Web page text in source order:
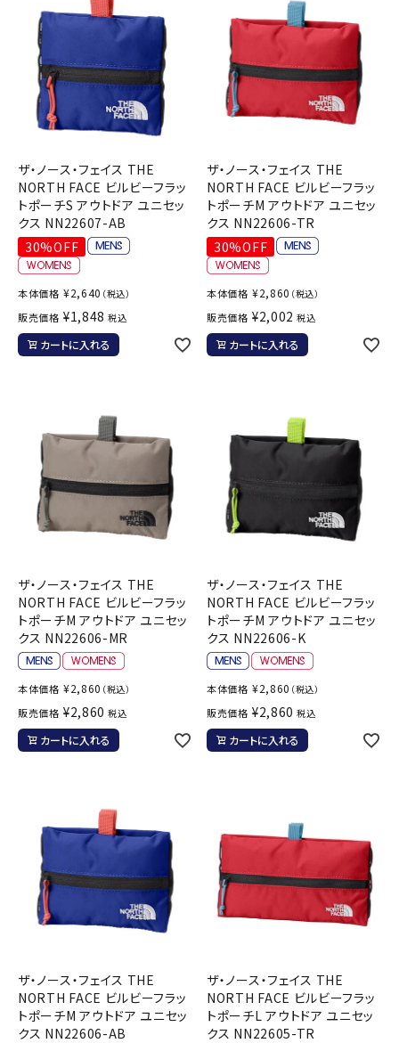
ザ・ノース・フェイス THE
NORTH FACE ビルビーフラッ
トポーチS アウトドア ユニセッ
クス NN22607-AB
30%OFF
本体価格 ¥2,640 （税込）
販売価格 ¥1,848 税込
カートに入れる
ザ・ノース・フェイス THE
NORTH FACE ビルビーフラッ
トポーチM アウトドア ユニセッ
クス NN22606-TR
30%OFF
本体価格 ¥2,860 （税込）
販売価格 ¥2,002 税込
カートに入れる
ザ・ノース・フェイス THE
NORTH FACE ビルビーフラッ
トポーチM アウトドア ユニセッ
クス NN22606-MR
本体価格 ¥2,860 （税込）
販売価格 ¥2,860 税込
カートに入れる
ザ・ノース・フェイス THE
NORTH FACE ビルビーフラッ
トポーチM アウトドア ユニセッ
クス NN22606-K
本体価格 ¥2,860 （税込）
販売価格 ¥2,860 税込
カートに入れる
ザ・ノース・フェイス THE
NORTH FACE ビルビーフラッ
トポーチM アウトドア ユニセッ
クス NN22606-AB
ザ・ノース・フェイス THE
NORTH FACE ビルビーフラッ
トポーチL アウトドア ユニセッ
クス NN22605-TR